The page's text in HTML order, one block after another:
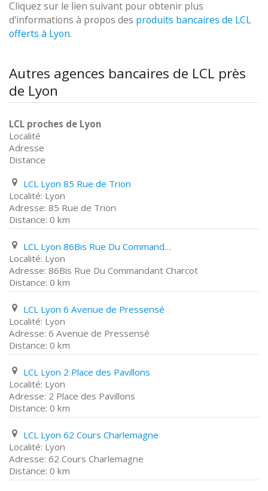
Cliquez sur le lien suivant pour obtenir plus
d'informations à propos des produits bancaires de LCL
offerts à Lyon.
Autres agences bancaires de LCL près
de Lyon
LCL proches de Lyon
Localité
Adresse
Distance
LCL Lyon 85 Rue de Trion
Lyon
85 Rue de Trion
0 km
LCL Lyon 86Bis Rue Du Commandant Charcot
Lyon
86Bis Rue Du Commandant Charcot
0 km
LCL Lyon 6 Avenue de Pressensé
Lyon
6 Avenue de Pressensé
0 km
LCL Lyon 2 Place des Pavillons
Lyon
2 Place des Pavillons
0 km
LCL Lyon 62 Cours Charlemagne
Lyon
62 Cours Charlemagne
0 km